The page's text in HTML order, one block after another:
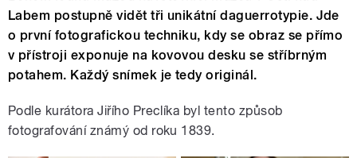
Labem postupně vidět tři unikátní daguerrotypie. Jde
o první fotografickou techniku, kdy se obraz se přímo
v přístroji exponuje na kovovou desku se stříbrným
potahem. Každý snímek je tedy originál.
Podle kurátora Jiřího Preclíka byl tento způsob
fotografování známý od roku 1839.